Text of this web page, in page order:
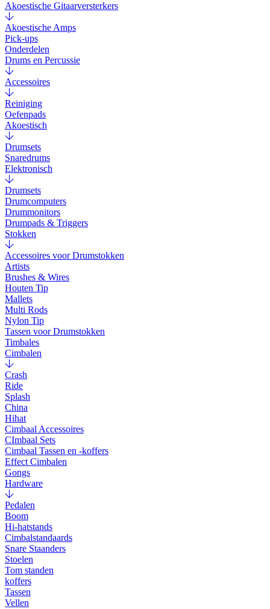
Akoestische Gitaarversterkers
Akoestische Amps
Pick-ups
Onderdelen
Drums en Percussie
Accessoires
Reiniging
Oefenpads
Akoestisch
Drumsets
Snaredrums
Elektronisch
Drumsets
Drumcomputers
Drummonitors
Drumpads & Triggers
Stokken
Accessoires voor Drumstokken
Artists
Brushes & Wires
Houten Tip
Mallets
Multi Rods
Nylon Tip
Tassen voor Drumstokken
Timbales
Cimbalen
Crash
Ride
Splash
China
Hihat
Cimbaal Accessoires
CImbaal Sets
Cimbaal Tassen en -koffers
Effect Cimbalen
Gongs
Hardware
Pedalen
Boom
Hi-hatstands
Cimbalstandaards
Snare Staanders
Stoelen
Tom standen
koffers
Tassen
Vellen